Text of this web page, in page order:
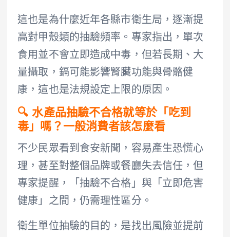
這也是為什麼近年各縣市衛生局，逐漸提
高對甲殼類的抽驗頻率。專家指出，單次
食用並不會立即造成中毒，但若長期、大
量攝取，鎘可能影響腎臟功能與骨骼健
康，這也是法規設定上限的原因。
🔍 水產品抽驗不合格就等於「吃到
毒」嗎？一般消費者該怎麼看
不少民眾看到食安新聞，容易產生恐慌心
理，甚至對整個品牌或餐廳失去信任，但
專家提醒，「抽驗不合格」與「立即危害
健康」之間，仍需理性區分。
衛生單位抽驗的目的，是找出風險並提前